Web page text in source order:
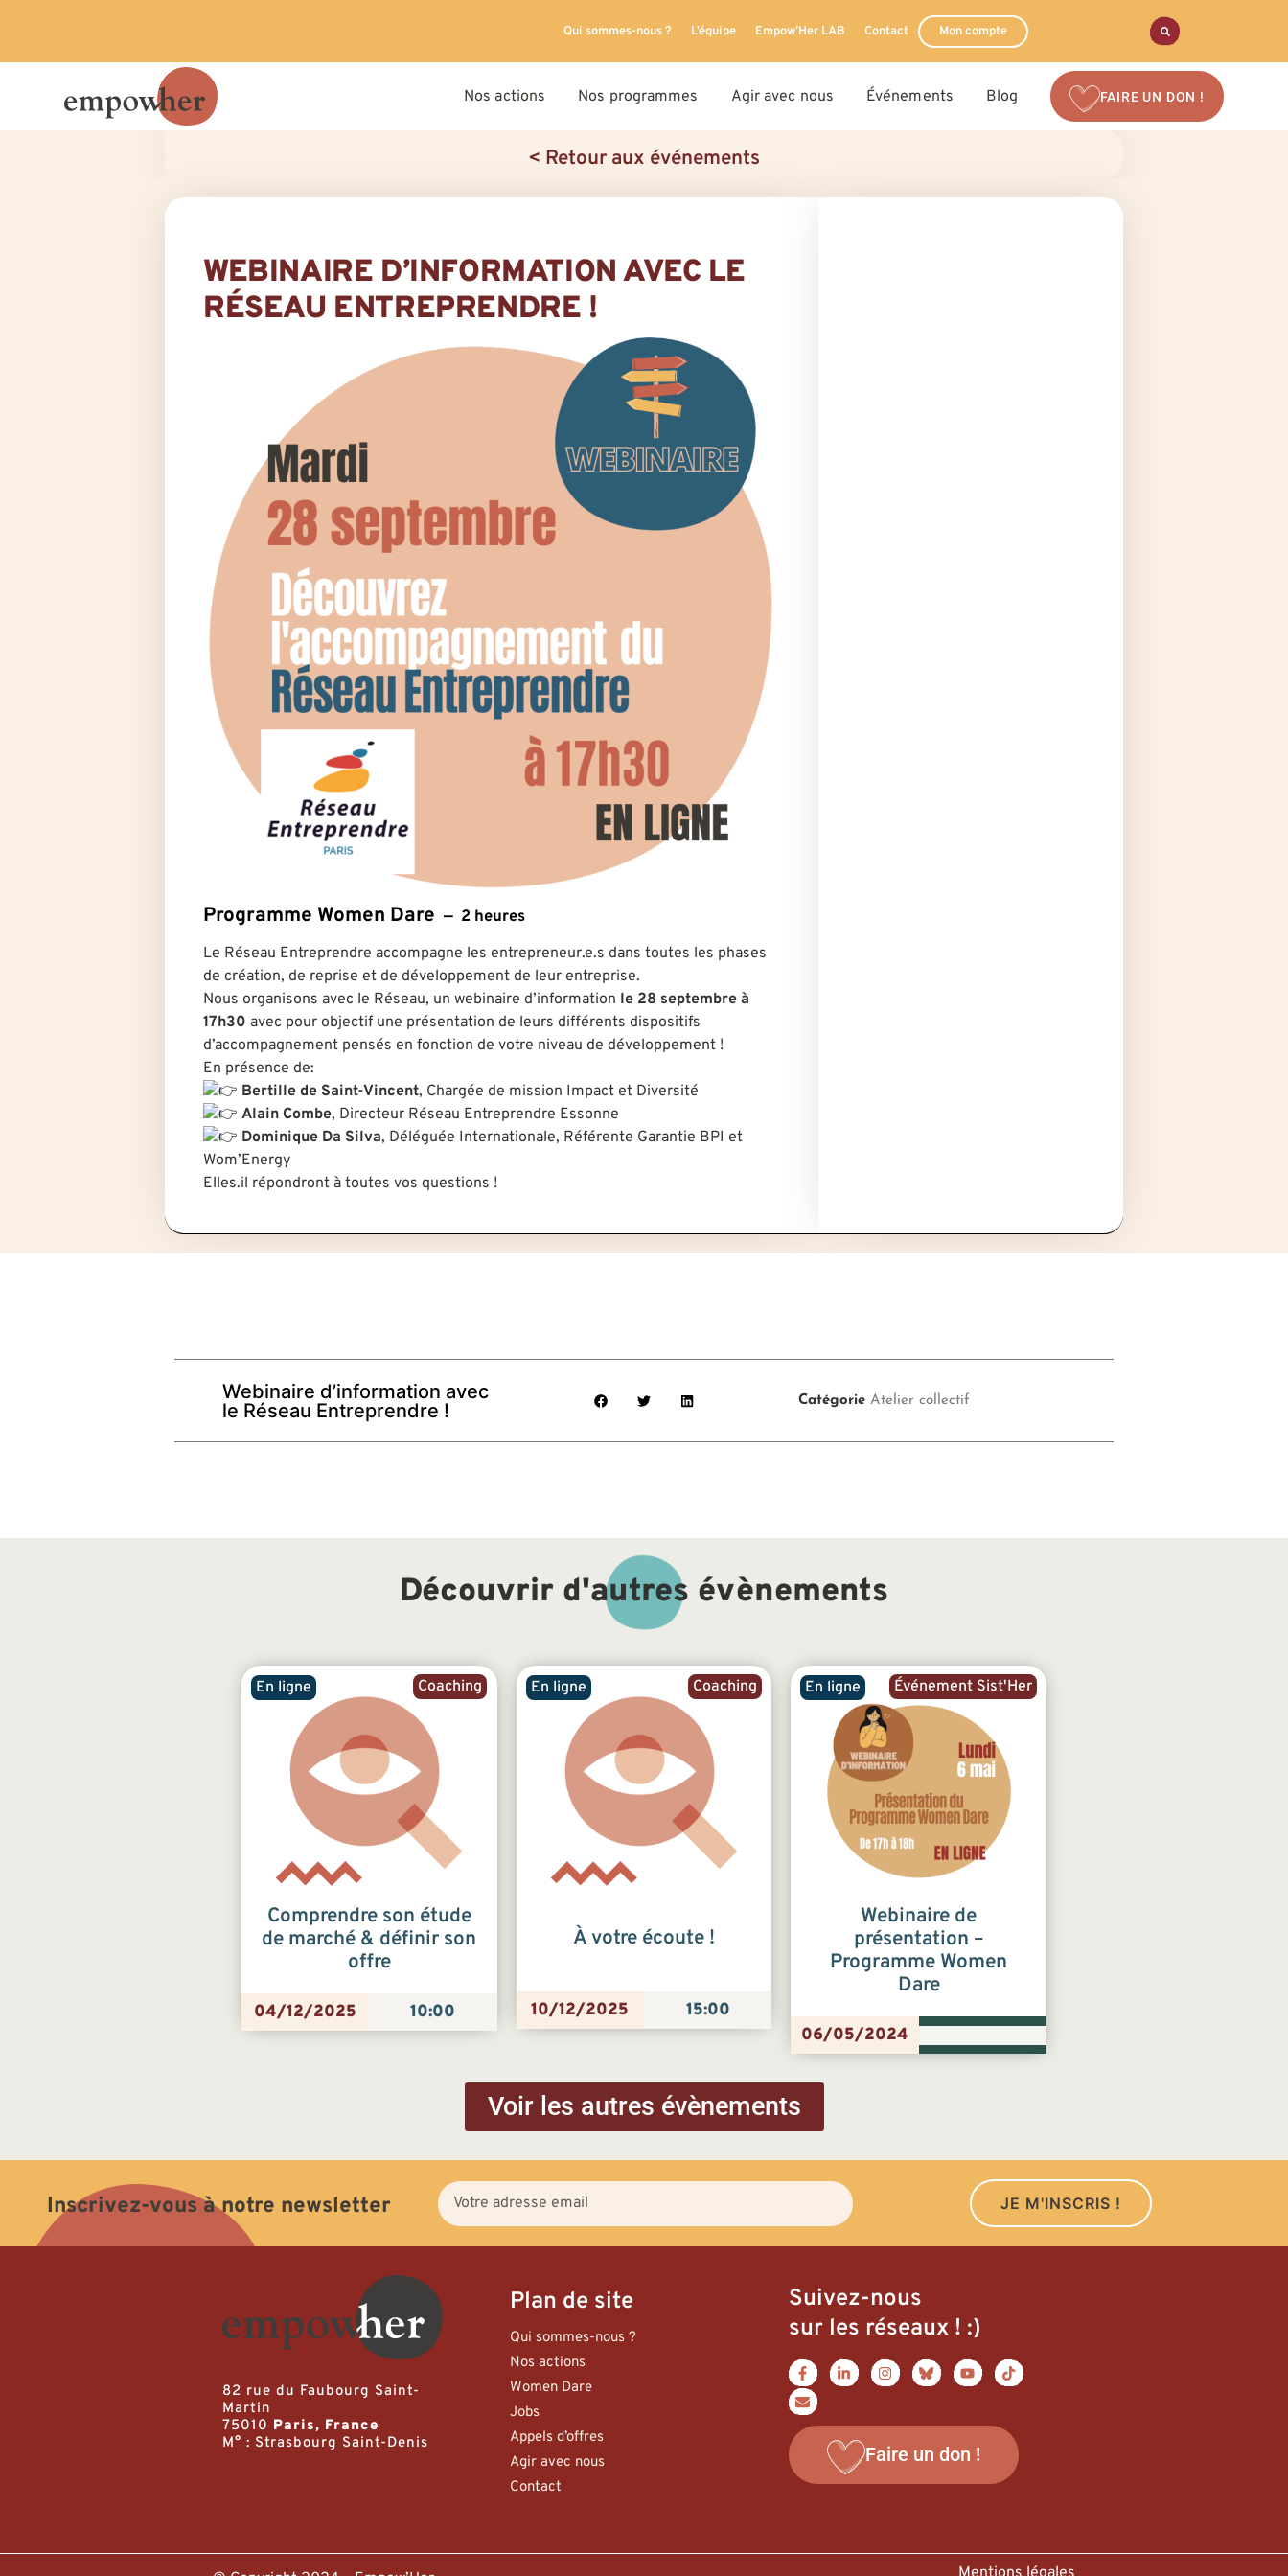
Qui sommes-nous ? L’équipe Empow’Her LAB Contact Mon compte
Nos actions Nos programmes Agir avec nous Événements Blog FAIRE UN DON !
< Retour aux événements
WEBINAIRE D’INFORMATION AVEC LE
RÉSEAU ENTREPRENDRE !
Programme Women Dare 2 heures
Le Réseau Entreprendre accompagne les entrepreneur.e.s dans toutes les phases
de création, de reprise et de développement de leur entreprise.
Nous organisons avec le Réseau, un webinaire d’information le 28 septembre à
17h30 avec pour objectif une présentation de leurs différents dispositifs
d’accompagnement pensés en fonction de votre niveau de développement !
En présence de:
Bertille de Saint-Vincent, Chargée de mission Impact et Diversité
Alain Combe, Directeur Réseau Entreprendre Essonne
Dominique Da Silva, Déléguée Internationale, Référente Garantie BPI et
Wom’Energy
Elles.il répondront à toutes vos questions !
Webinaire d’information avec
le Réseau Entreprendre !
Catégorie Atelier collectif
Découvrir d'autres évènements
Coaching
En ligne
Comprendre son étude
de marché & définir son
offre
04/12/2025 10:00
Coaching
En ligne
À votre écoute !
10/12/2025 15:00
Événement Sist'Her
En ligne
Webinaire de
présentation –
Programme Women
Dare
06/05/2024
Voir les autres évènements
Inscrivez-vous à notre newsletter JE M'INSCRIS !
82 rue du Faubourg Saint-
Martin
75010 Paris, France
M° : Strasbourg Saint-Denis
Plan de site
Qui sommes-nous ?
Nos actions
Women Dare
Jobs
Appels d’offres
Agir avec nous
Contact
Suivez-nous
sur les réseaux ! :)
Faire un don !